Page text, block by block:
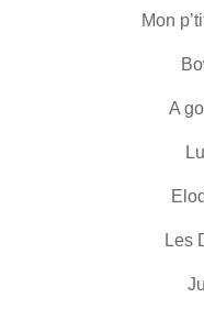
Mon
A
Les